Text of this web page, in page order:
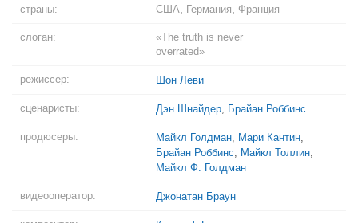
страны: США, Германия, Франция
слоган:
«The truth is never
overrated»
режиссер: Шон Леви
сценаристы: Дэн Шнайдер, Брайан Роббинс
продюсеры: Майкл Голдман, Мари Кантин,
Брайан Роббинс, Майкл Толлин,
Майкл Ф. Голдман
видеооператор: Джонатан Браун